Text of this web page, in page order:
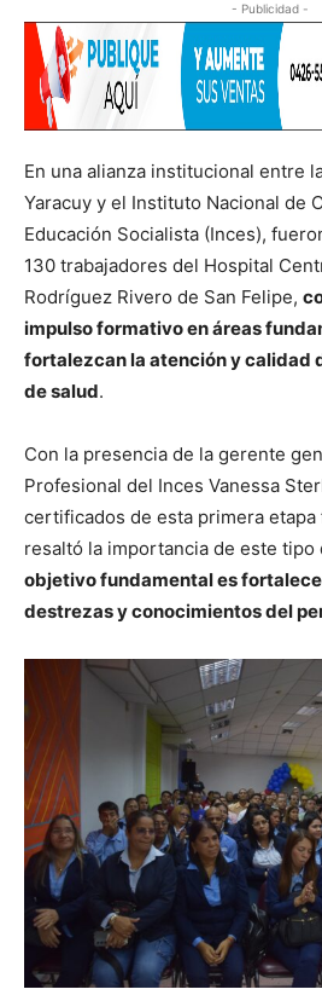
- Publicidad -
En una alianza institucional entre
Yaracuy y el Instituto Nacional de
Educación Socialista (Inces),
130 trabajadores del Hospital
Rodríguez Rivero de San Felipe,
impulso formativo en áreas
fortalezcan la atención y calidad
de salud.
Con la presencia de la gerente
Profesional del Inces Vanessa
certificados de esta primera etapa
resaltó la importancia de este tipo
objetivo fundamental es
destrezas y conocimientos del